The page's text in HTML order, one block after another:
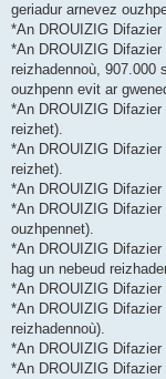
geriadur arnevez
*An DROUIZIG
*An DROUIZIG
reizhadennoù, 907.000
ouzhpenn evit ar
*An DROUIZIG
reizhet).
*An DROUIZIG
reizhet).
*An DROUIZIG
*An DROUIZIG
ouzhpennet).
*An DROUIZIG
hag un nebeud
*An DROUIZIG Difazier
*An DROUIZIG
reizhadennoù).
*An DROUIZIG Difazier
*An DROUIZIG Difazier